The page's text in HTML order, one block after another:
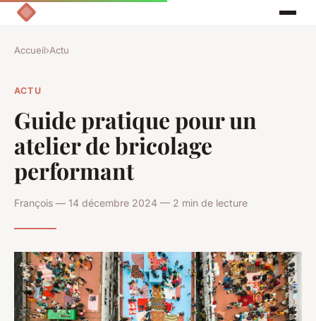
Accueil›Actu
ACTU
Guide pratique pour un
atelier de bricolage
performant
François — 14 décembre 2024 — 2 min de lecture